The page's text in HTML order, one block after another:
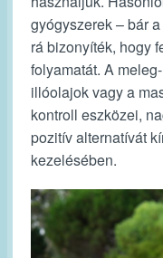
gyógyszerek – bár
rá bizonyíték, hogy
folyamatát. A
illóolajok vagy a
kontroll eszközei,
pozitív alternatívát
kezelésében.